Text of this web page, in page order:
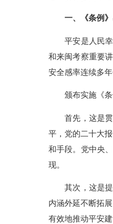
一、《条例
平安是人民幸
和来闽考察重要
安全感率连续多
颁布实施《条
首先，这是贯
平，党的二十大
和手段。党中央
现。
其次，这是提
内涵外延不断拓
有效地推动平安建